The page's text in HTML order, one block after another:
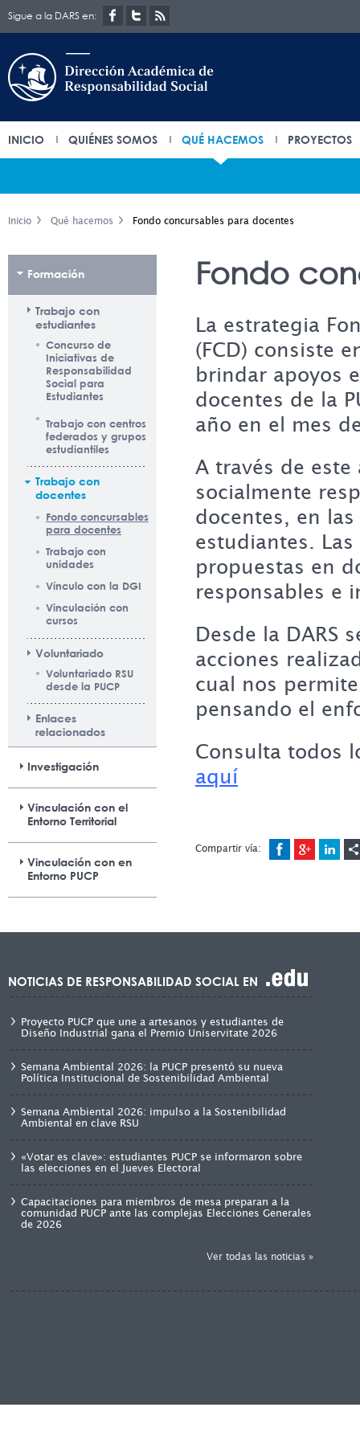
Sigue a la DARS en:
INICIO QUIÉNES SOMOS QUÉ HACEMOS PROYECTOS
Inicio Qué hacemos Fondo concursables para docentes
Formación
Trabajo con
estudiantes
Concurso de
Iniciativas de
Responsabilidad
Social para
Estudiantes
Trabajo con centros
federados y grupos
estudiantiles
Trabajo con
docentes
Fondo concursables
para docentes
Trabajo con
unidades
Vínculo con la DGI
Vinculación con
cursos
Voluntariado
Voluntariado RSU
desde la PUCP
Enlaces
relacionados
Investigación
Vinculación con el
Entorno Territorial
Vinculación con en
Entorno PUCP
Fondo
La estrategia
(FCD) consiste
brindar apoyos
docentes de la
año en el mes
A través de este
socialmente
docentes, en
estudiantes.
propuestas en
responsables e
Desde la DARS
acciones
cual nos
pensando el
Consulta todos
aquí
Compartir vía:
NOTICIAS DE RESPONSABILIDAD SOCIAL EN
Proyecto PUCP que une a artesanos y estudiantes de
Diseño Industrial gana el Premio Uniservitate 2026
Semana Ambiental 2026: la PUCP presentó su nueva
Política Institucional de Sostenibilidad Ambiental
Semana Ambiental 2026: impulso a la Sostenibilidad
Ambiental en clave RSU
«Votar es clave»: estudiantes PUCP se informaron sobre
las elecciones en el Jueves Electoral
Capacitaciones para miembros de mesa preparan a la
comunidad PUCP ante las complejas Elecciones Generales
de 2026
Ver todas las noticias »